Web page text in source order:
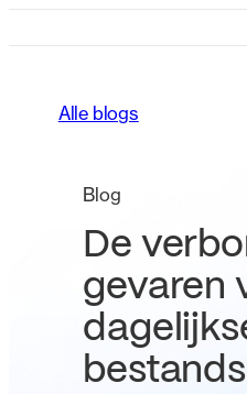
Alle blogs
Blog
De
gevaren